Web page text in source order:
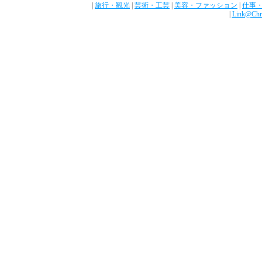
旅行・観光 芸術・工芸 美容・ファッション
仕事